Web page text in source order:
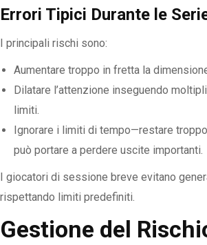
Errori Tipici Durante le
I principali rischi sono:
Aumentare troppo in fretta la
Dilatare l’attenzione inseguendo
limiti.
Ignorare i limiti di tempo—restare
può portare a perdere uscite importanti.
I giocatori di sessione breve evitano
rispettando limiti predefiniti.
Gestione del